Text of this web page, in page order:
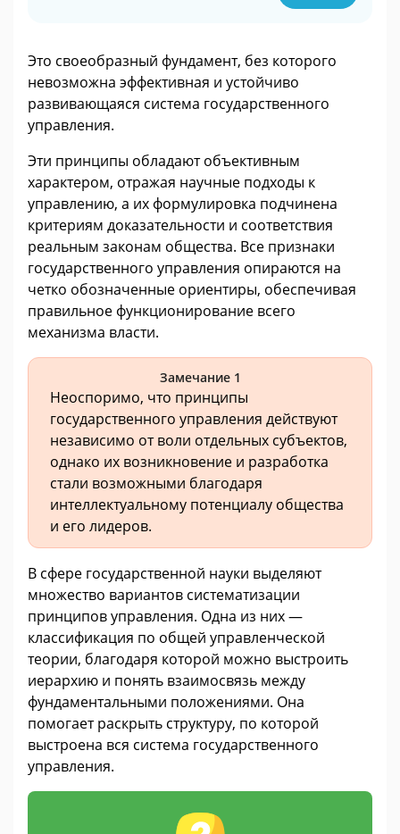
Это своеобразный фундамент, без которого
невозможна эффективная и устойчиво
развивающаяся система государственного
управления.
Эти принципы обладают объективным
характером, отражая научные подходы к
управлению, а их формулировка подчинена
критериям доказательности и соответствия
реальным законам общества. Все признаки
государственного управления опираются на
четко обозначенные ориентиры, обеспечивая
правильное функционирование всего
механизма власти.
Замечание 1
Неоспоримо, что принципы
государственного управления действуют
независимо от воли отдельных субъектов,
однако их возникновение и разработка
стали возможными благодаря
интеллектуальному потенциалу общества
и его лидеров.
В сфере государственной науки выделяют
множество вариантов систематизации
принципов управления. Одна из них —
классификация по общей управленческой
теории, благодаря которой можно выстроить
иерархию и понять взаимосвязь между
фундаментальными положениями. Она
помогает раскрыть структуру, по которой
выстроена вся система государственного
управления.